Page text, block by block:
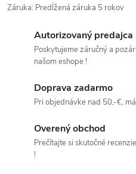
Záruka: Predĺžená záruka 5 rokov
Autorizovaný predajca
Poskytujeme záručný a
našom eshope !
Doprava zadarmo
Pri objednávke nad 50,-€,
Overený obchod
Prečítajte si skutočné
!